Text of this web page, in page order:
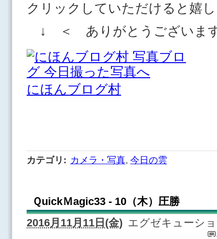
クリックしていただけると嬉
↓ ＜ ありがとうございま
にほんブログ村
カテゴリ : カメラ・写真, 今日の雲
ＱuickＭagic33 - 10（木）圧勝
2016月11月11日(金) エグゼキューシ